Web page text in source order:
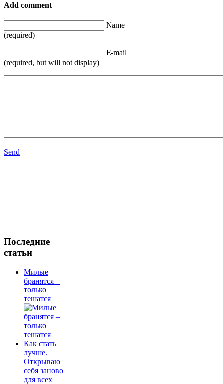
Add comment
Name
(required)
E-mail
(required, but will not display)
Send
Последние
статьи
Милые
бранятся –
только
тешатся
Как стать
лучше.
Открываю
себя заново
для всех